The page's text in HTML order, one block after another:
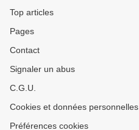
Top articles
Pages
Contact
Signaler un abus
C.G.U.
Cookies et données personnelles
Préférences cookies